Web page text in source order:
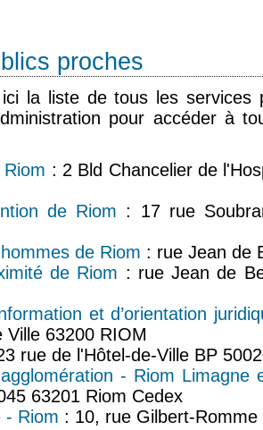
proches
la liste de tous les services
pour accéder à
: 2 Bld Chancelier de
de Riom : 17 rue
de Riom : rue Jean de
de Riom : rue Jean de
et d’orientation
Ville 63200 RIOM
rue de l'Hôtel-de-Ville BP
- Riom Limagne
63201 Riom Cedex
- Riom : 10, rue Gilbert-